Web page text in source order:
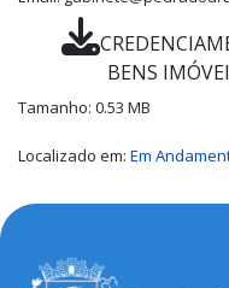
BENS
Tamanho: 0.53 MB
Localizado em: Em